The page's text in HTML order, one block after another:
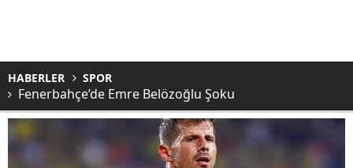
HABERLER SPOR
Fenerbahçe’de Emre Belözoğlu Şoku